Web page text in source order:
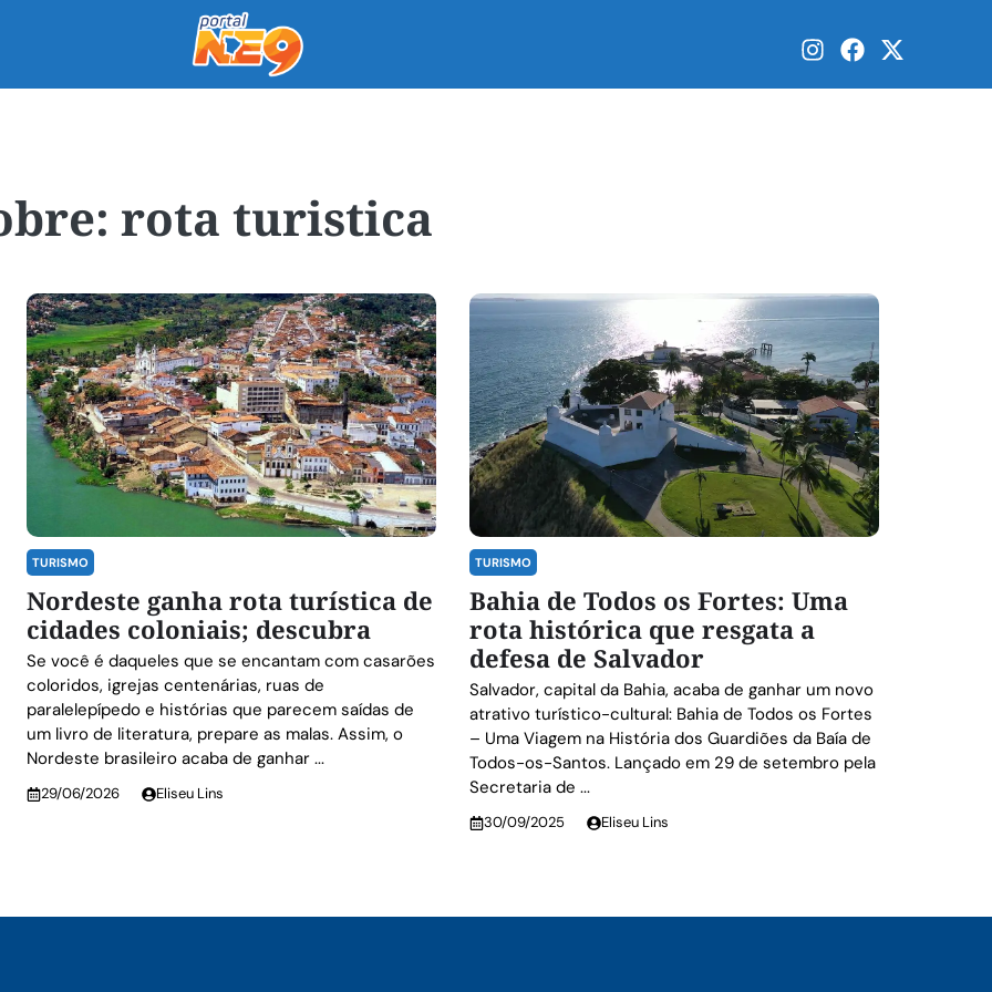
rota turistica
TURISMO
Nordeste ganha rota turística de
cidades coloniais; descubra
Se você é daqueles que se encantam com casarões
coloridos, igrejas centenárias, ruas de
paralelepípedo e histórias que parecem saídas de
um livro de literatura, prepare as malas. Assim, o
Nordeste brasileiro acaba de ganhar ...
29/06/2026 Eliseu Lins
TURISMO
Bahia de Todos os Fortes: Uma
rota histórica que resgata a
defesa de Salvador
Salvador, capital da Bahia, acaba de ganhar um novo
atrativo turístico-cultural: Bahia de Todos os Fortes
– Uma Viagem na História dos Guardiões da Baía de
Todos-os-Santos. Lançado em 29 de setembro pela
Secretaria de ...
30/09/2025 Eliseu Lins